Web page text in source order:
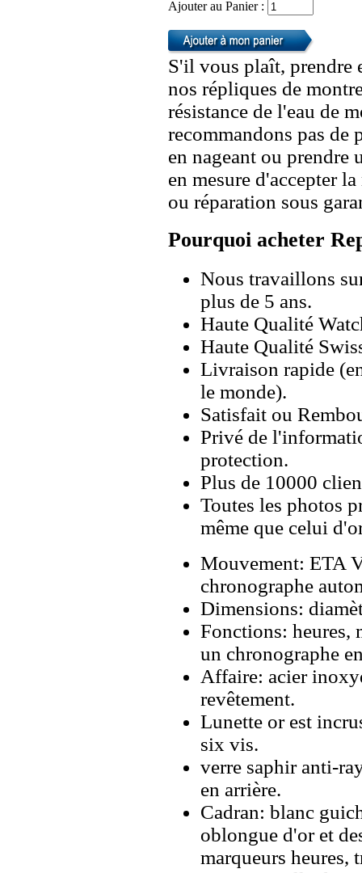
Ajouter au Panier :
S'il vous plaît, prendre
nos répliques de
résistance de l'eau de
recommandons pas de
en nageant ou prendre
en mesure d'accepter
ou réparation sous
Pourquoi acheter
Nous travaillons
plus de 5 ans.
Haute Qualité
Haute Qualité
Livraison rapide
le monde).
Satisfait ou
Privé de
protection.
Plus de 10000
Toutes les photos
même que celui
Mouvement: ETA
chronographe
Dimensions:
Fonctions: heures,
un chronographe
Affaire: acier
revêtement.
Lunette or est
six vis.
verre saphir anti-
en arrière.
Cadran: blanc
oblongue d'or et
marqueurs heures,